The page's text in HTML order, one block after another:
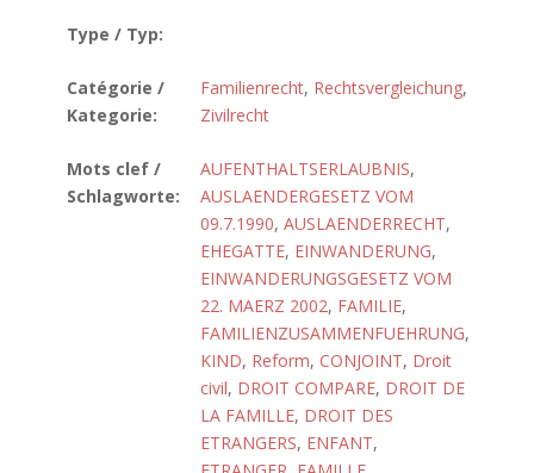
Type / Typ:
Catégorie /
Kategorie:
Familienrecht, Rechtsvergleichung,
Zivilrecht
Mots clef /
Schlagworte:
AUFENTHALTSERLAUBNIS,
AUSLAENDERGESETZ VOM
09.7.1990, AUSLAENDERRECHT,
EHEGATTE, EINWANDERUNG,
EINWANDERUNGSGESETZ VOM
22. MAERZ 2002, FAMILIE,
FAMILIENZUSAMMENFUEHRUNG,
KIND, Reform, CONJOINT, Droit
civil, DROIT COMPARE, DROIT DE
LA FAMILLE, DROIT DES
ETRANGERS, ENFANT,